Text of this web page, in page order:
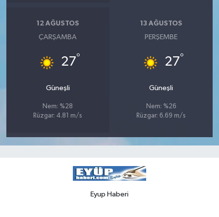
12 AĞUSTOS
ÇARŞAMBA
27°
Güneşli
Nem: %28
Rüzgar: 4.81 m/s
13 AĞUSTOS
PERŞEMBE
27°
Güneşli
Nem: %26
Rüzgar: 6.69 m/s
Eyup Haberi